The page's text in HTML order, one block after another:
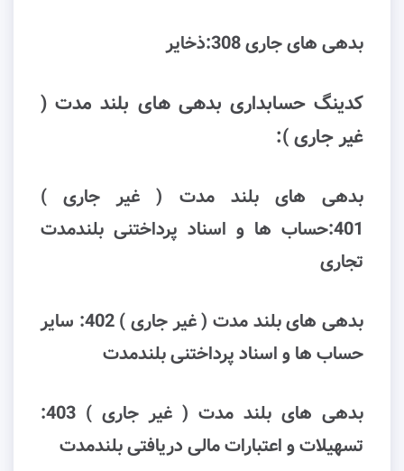
ﺑﺪﻫﯽ ﻫﺎی ﺟﺎری 308:ذخایر
کدینگ حسابداری بدهی های بلند مدت (
غیر جاری ):
بدهی های بلند مدت ( غیر جاری )
401:ﺣﺴﺎب ﻫﺎ و اﺳﻨﺎد ﭘﺮداﺧﺘﻨﯽ ﺑﻠﻨﺪﻣﺪت
ﺗﺠﺎری
بدهی های بلند مدت ( غیر جاری ) 402: ﺳﺎﯾﺮ
ﺣﺴﺎب ﻫﺎ و اﺳﻨﺎد ﭘﺮداﺧﺘﻨﯽ ﺑﻠﻨﺪﻣﺪت
بدهی های بلند مدت ( غیر جاری ) 403:
ﺗﺴﻬﯿﻼت و اﻋﺘﺒﺎرات ﻣﺎﻟﯽ درﯾﺎﻓﺘﯽ ﺑﻠﻨﺪﻣﺪت